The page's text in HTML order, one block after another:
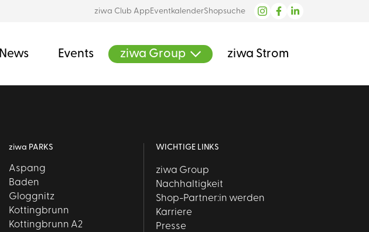
ziwa Club App EventkalenderShopsuche
News Events ziwa Group ziwa Strom
ziwa PARKS
Aspang
Baden
Gloggnitz
Kottingbrunn
Kottingbrunn A2
WICHTIGE LINKS
ziwa Group
Nachhaltigkeit
Shop-Partner:in werden
Karriere
Presse